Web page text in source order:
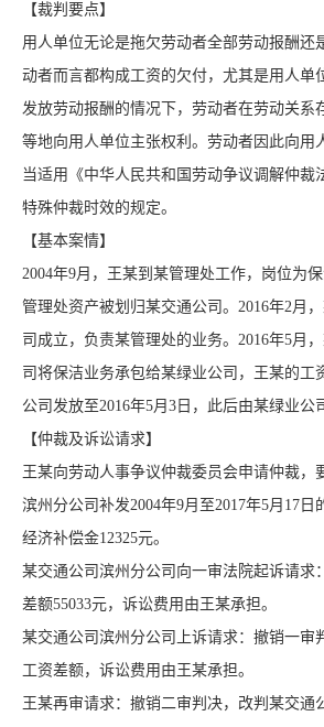
【裁判要点】
用人单位无论是拖欠劳动者全部劳动报酬还
动者而言都构成工资的欠付，尤其是用人单
发放劳动报酬的情况下，劳动者在劳动关系
等地向用人单位主张权利。劳动者因此向用
当适用《中华人民共和国劳动争议调解仲裁
特殊仲裁时效的规定。
【基本案情】
2004年9月，王某到某管理处工作，岗位为
管理处资产被划归某交通公司。2016年2月
司成立，负责某管理处的业务。2016年5月
司将保洁业务承包给某绿业公司，王某的工
公司发放至2016年5月3日，此后由某绿业公
【仲裁及诉讼请求】
王某向劳动人事争议仲裁委员会申请仲裁，
滨州分公司补发2004年9月至2017年5月17日
经济补偿金12325元。
某交通公司滨州分公司向一审法院起诉请求
差额55033元，诉讼费用由王某承担。
某交通公司滨州分公司上诉请求：撤销一审
工资差额，诉讼费用由王某承担。
王某再审请求：撤销二审判决，改判某交通